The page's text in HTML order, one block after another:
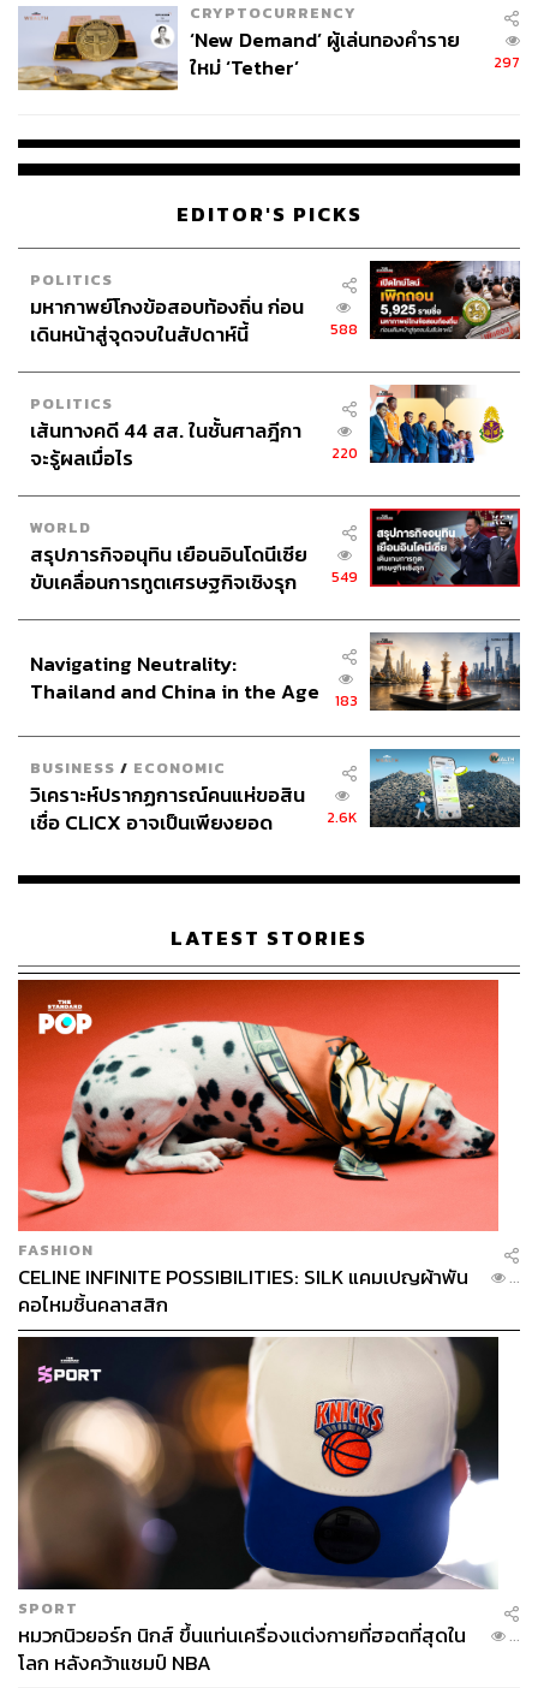
CRYPTOCURRENCY
‘New Demand’ ผู้เล่นทองคำราย
ใหม่ ‘Tether’
297
EDITOR'S PICKS
POLITICS
มหากาพย์โกงข้อสอบท้องถิ่น ก่อน
เดินหน้าสู่จุดจบในสัปดาห์นี้
588
POLITICS
เส้นทางคดี 44 สส. ในชั้นศาลฎีกา
จะรู้ผลเมื่อไร
220
WORLD
สรุปภารกิจอนุทิน เยือนอินโดนีเซีย
ขับเคลื่อนการทูตเศรษฐกิจเชิงรุก
549
Navigating Neutrality:
Thailand and China in the Age
183
BUSINESS / ECONOMIC
วิเคราะห์ปรากฏการณ์คนแห่ขอสิน
เชื่อ CLICX อาจเป็นเพียงยอด
เรือนไทยที่ถูกซุกไว้
2.6K
LATEST STORIES
FASHION
CELINE INFINITE POSSIBILITIES: SILK แคมเปญผ้าพัน
คอไหมชิ้นคลาสสิก
...
SPORT
หมวกนิวยอร์ก นิกส์ ขึ้นแท่นเครื่องแต่งกายที่ฮอตที่สุดใน
โลก หลังคว้าแชมป์ NBA
...